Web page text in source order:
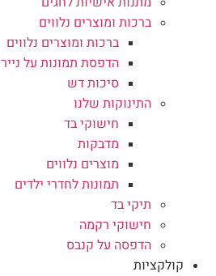
ברכות ומוצרים נלווים
ברכות ומוצרים נלווים
הדפסת תמונות על נייר
סיכות דש
התינוקות שלנו
חישוקי בד
מדבקות
מוצרים נלווים
תמונות לחדרי ילדים
תיקי בד
חישוקי רקמה
הדפסה על קנבס
קולקציות